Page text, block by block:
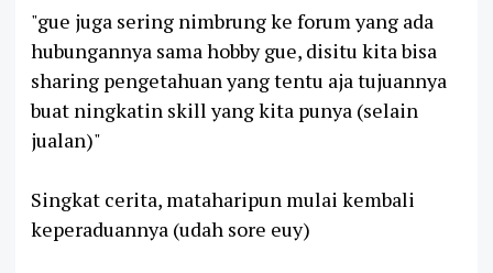
"gue juga sering nimbrung ke forum yang ada
hubungannya sama hobby gue, disitu kita bisa
sharing pengetahuan yang tentu aja tujuannya
buat ningkatin skill yang kita punya (selain
jualan)"
Singkat cerita, mataharipun mulai kembali
keperaduannya (udah sore euy)